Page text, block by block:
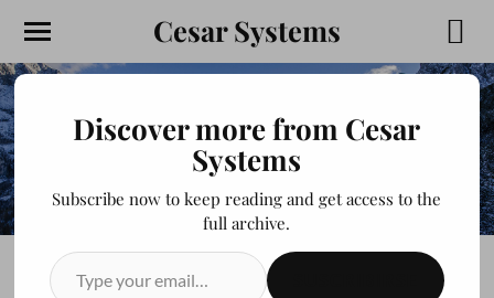
Cesar Systems
Discover more from Cesar
Systems
Subscribe now to keep reading and get access to the
full archive.